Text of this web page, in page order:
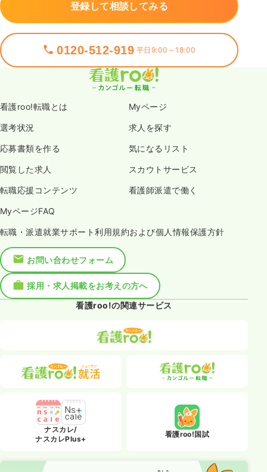
登録して相談してみる
0120-512-919 平日9:00～18:00
看護roo!転職とは Myページ
選考状況 求人を探す
応募書類を作る 気になるリスト
閲覧した求人 スカウトサービス
転職応援コンテンツ 看護師派遣で働く
MyページFAQ
転職・派遣就業サポート利用規約および個人情報保護方針
お問い合わせフォーム
採用・求人掲載をお考えの方へ
看護roo!の関連サービス
ナスカレ/
ナスカレPlus+
看護roo!国試